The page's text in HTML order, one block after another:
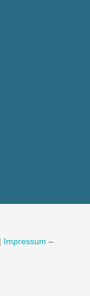
Impressum –